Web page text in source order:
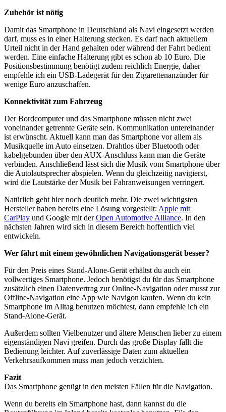
Zubehör ist nötig
Damit das Smartphone in Deutschland als Navi eingesetzt werden
darf, muss es in einer Halterung stecken. Es darf nach aktuellem
Urteil nicht in der Hand gehalten oder während der Fahrt bedient
werden. Eine einfache Halterung gibt es schon ab 10 Euro. Die
Positionsbestimmung benötigt zudem reichlich Energie, daher
empfehle ich ein USB-Ladegerät für den Zigarettenanzünder für
wenige Euro anzuschaffen.
Konnektivität zum Fahrzeug
Der Bordcomputer und das Smartphone müssen nicht zwei
voneinander getrennte Geräte sein. Kommunikation untereinander
ist erwünscht. Aktuell kann man das Smartphone vor allem als
Musikquelle im Auto einsetzen. Drahtlos über Bluetooth oder
kabelgebunden über den AUX-Anschluss kann man die Geräte
verbinden. Anschließend lässt sich die Musik vom Smartphone über
die Autolautsprecher abspielen. Wenn du gleichzeitig navigierst,
wird die Lautstärke der Musik bei Fahranweisungen verringert.
Natürlich geht hier noch deutlich mehr. Die zwei wichtigsten
Hersteller haben bereits eine Lösung vorgestellt: Apple mit
CarPlay und Google mit derOpen Automotive Alliance. In den
nächsten Jahren wird sich in diesem Bereich hoffentlich viel
entwickeln.
Wer fährt mit einem gewöhnlichen Navigationsgerät besser?
Für den Preis eines Stand-Alone-Gerät erhältst du auch ein
vollwertiges Smartphone. Jedoch benötigst du für das Smartphone
zusätzlich einen Datenvertrag zur Online-Navigation oder musst zur
Offline-Navigation eine App wie Navigon kaufen. Wenn du kein
Smartphone im Alltag benutzen möchtest, dann empfehle ich ein
Stand-Alone-Gerät.
Außerdem sollten Vielbenutzer und ältere Menschen lieber zu einem
eigenständigen Navi greifen. Durch das große Display fällt die
Bedienung leichter. Auf zuverlässige Daten zum aktuellen
Verkehrsaufkommen muss man jedoch verzichten.
Fazit
Das Smartphone genügt in den meisten Fällen für die Navigation.
Wenn du bereits ein Smartphone hast, dann kannst du die